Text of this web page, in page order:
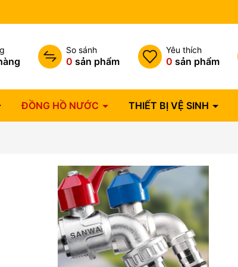
So sánh
0 sản phẩm
Yêu thích
0 sản phẩm
ĐỒNG HỒ NƯỚC THIẾT BỊ VỆ SINH